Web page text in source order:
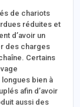
de chariots
réduites et
d’avoir un
des charges
Certains
bien à
afin d’avoir
aussi des